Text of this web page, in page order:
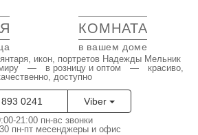
КОМНАТА
в вашем доме
икон, портретов Надежды Мельник
миру — в розницу и оптом — красиво,
доступно
0241 Viber
21:00 пн-вс звонки
пн-пт месенджеры и офис